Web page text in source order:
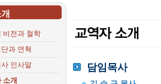
비전과 철학
과 연혁
인사말
소개
담임목사